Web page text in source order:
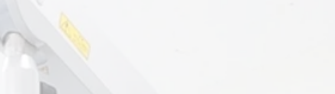
一般歯科
​ホワイトニング / ヤニ取り / ステイン除去